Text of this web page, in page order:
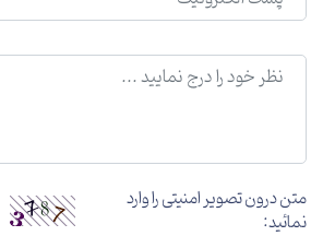
متن درون تصویر امنیتی را وارد
نمائید: